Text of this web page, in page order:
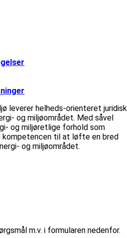
leverer helheds-orienteret juridisk
og miljøområdet. Med såvel
og miljøretlige forhold som
kompetencen til at løfte en bred
og miljøområdet.
m.v. i formularen nedenfor.